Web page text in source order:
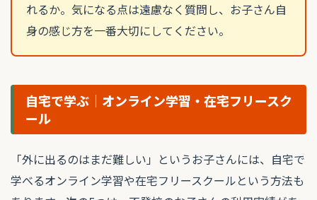
れるか。気になる点は遠慮なく質問し、お子さん自
身の感じ方を一番大切にしてください。
自宅で学ぶ｜オンライン学習・在宅フリースク
ール
「外に出るのはまだ難しい」というお子さんには、自宅で
学べるオンライン学習や在宅フリースクールという方法も